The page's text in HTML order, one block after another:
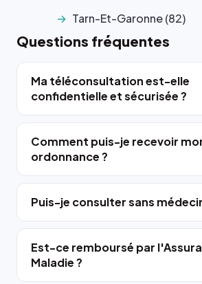
Tarn-Et-Garonne (82)
Questions fréquentes
Ma téléconsultation est-elle
confidentielle et sécurisée ?
Comment puis-je recevoir
ordonnance ?
Puis-je consulter sans
Est-ce remboursé par
Maladie ?